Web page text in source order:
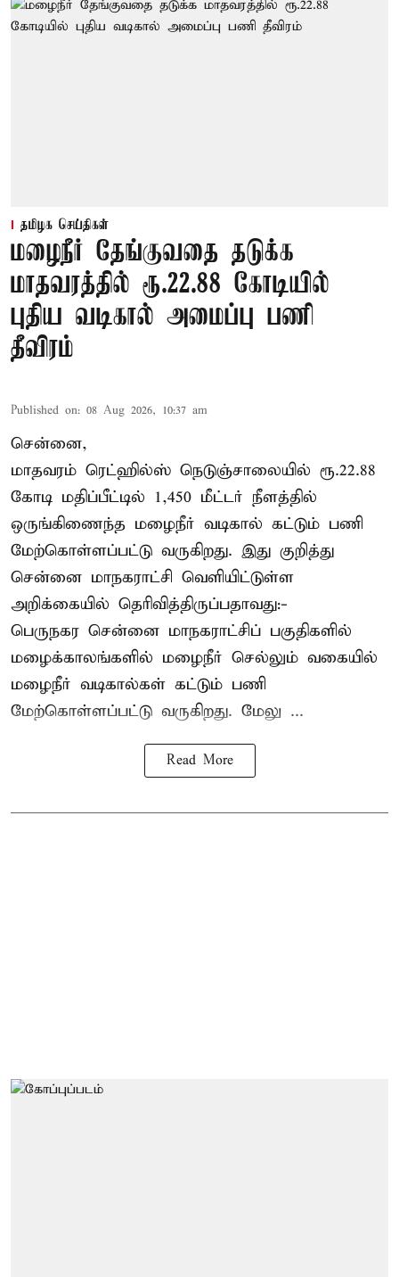
தமிழக செய்திகள்
மழைநீர் தேங்குவதை தடுக்க
மாதவரத்தில் ரூ.22.88 கோடியில்
புதிய வடிகால் அமைப்பு பணி
தீவிரம்
Published on: 08 Aug 2026, 10:37 am
சென்னை,
மாதவரம் ரெட்ஹில்ஸ் நெடுஞ்சாலையில் ரூ.22.88
கோடி மதிப்பீட்டில் 1,450 மீட்டர் நீளத்தில்
ஒருங்கிணைந்த மழைநீர் வடிகால் கட்டும் பணி
மேற்கொள்ளப்பட்டு வருகிறது. இது குறித்து
சென்னை மாநகராட்சி வெளியிட்டுள்ள
அறிக்கையில் தெரிவித்திருப்பதாவது:-
பெருநகர சென்னை மாநகராட்சிப் பகுதிகளில்
மழைக்காலங்களில் மழைநீர் செல்லும் வகையில்
மழைநீர் வடிகால்கள் கட்டும் பணி
மேற்கொள்ளப்பட்டு வருகிறது. மேலு ...
Read More